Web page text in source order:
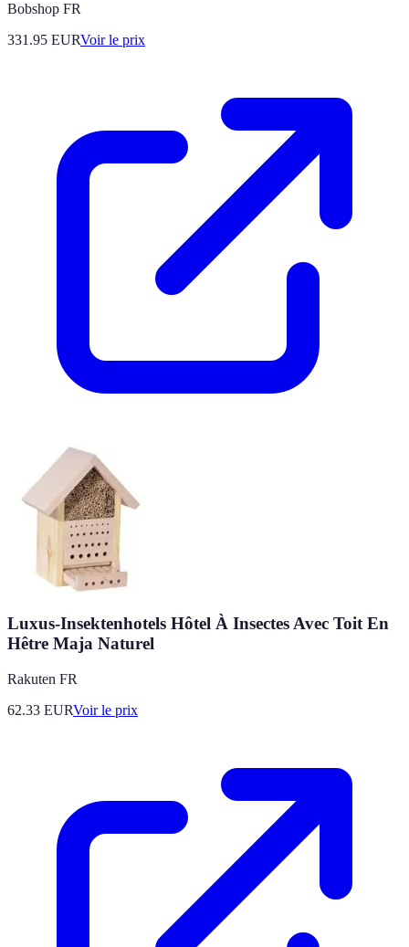
Bobshop FR
331.95 EURVoir le prix
Luxus-Insektenhotels Hôtel À Insectes Avec Toit En
Hêtre Maja Naturel
Rakuten FR
62.33 EURVoir le prix